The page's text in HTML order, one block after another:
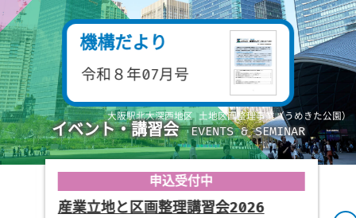
機構だより
令和８年07月号
イベント・講習会 EVENTS & SEMINAR
申込受付中
産業立地と区画整理講習会2026